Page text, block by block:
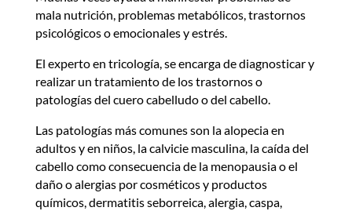
mala nutrición, problemas metabólicos, trastornos
psicológicos o emocionales y estrés.
El experto en tricología, se encarga de diagnosticar y
realizar un tratamiento de los trastornos o
patologías del cuero cabelludo o del cabello.
Las patologías más comunes son la alopecia en
adultos y en niños, la calvicie masculina, la caída del
cabello como consecuencia de la menopausia o el
daño o alergias por cosméticos y productos
químicos, dermatitis seborreica, alergia, caspa,